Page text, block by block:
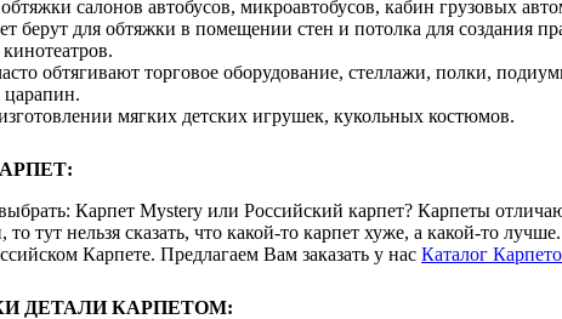
салонов автобусов, микроавтобусов, кабин грузовых
берут для обтяжки в помещении стен и потолка для создания
обтягивают торговое оборудование, стеллажи, полки,
царапин.
мягких детских игрушек, кукольных костюмов.
Карпет Mystery или Российский карпет? Карпеты
то тут нельзя сказать, что какой-то карпет хуже, а какой-то
Карпете. Предлагаем Вам заказать у нас Каталог
ДЕТАЛИ КАРПЕТОМ: